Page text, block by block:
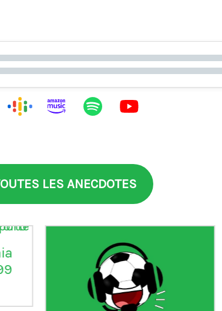
LES ANECDOTES